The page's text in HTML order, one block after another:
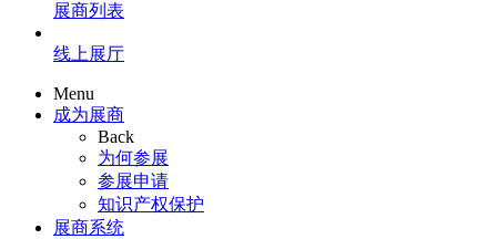
展商列表
线上展厅
Menu
成为展商
Back
为何参展
参展申请
知识产权保护
展商系统